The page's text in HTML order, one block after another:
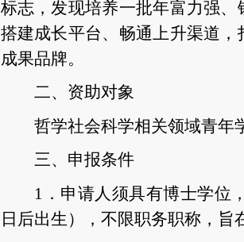
标志，发现培养一批年富力强、
搭建成长平台、畅通上升渠道
成果品牌。
二、资助对象
哲学社会科学相关领域青年
三、申报条件
1．申请人须具有博士学位
日后出生），不限职务职称，旨